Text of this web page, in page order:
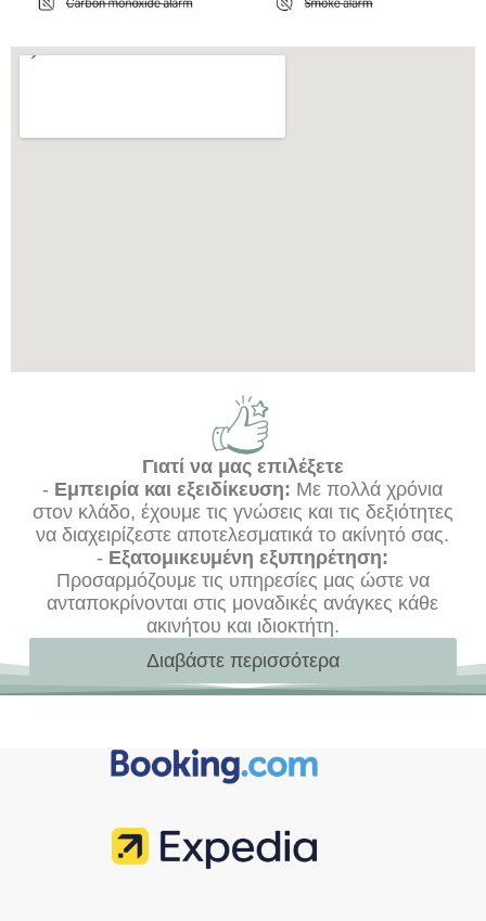
Γιατί να μας επιλέξετε
- Εμπειρία και εξειδίκευση: Με πολλά χρόνια
στον κλάδο, έχουμε τις γνώσεις και τις δεξιότητες
να διαχειρίζεστε αποτελεσματικά το ακίνητό σας.
- Εξατομικευμένη εξυπηρέτηση:
Προσαρμόζουμε τις υπηρεσίες μας ώστε να
ανταποκρίνονται στις μοναδικές ανάγκες κάθε
ακινήτου και ιδιοκτήτη.
Διαβάστε περισσότερα